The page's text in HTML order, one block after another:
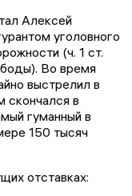
Алексей
уголовного
(ч. 1 ст.
Во время
выстрелил в
скончался в
гуманный в
150 тысяч
отставках: